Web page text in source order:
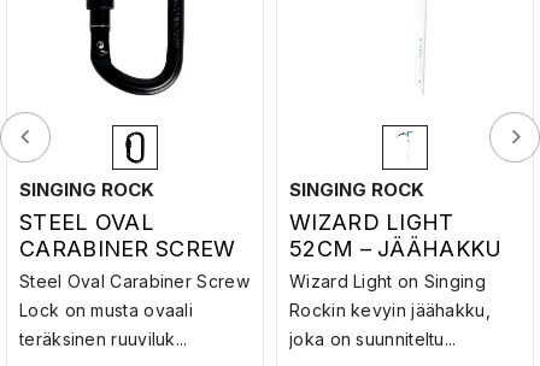
SINGING ROCK
STEEL OVAL
CARABINER SCREW
LOCK – TERÄS
SULKURENGAS
Steel Oval Carabiner Screw
Lock on musta ovaali
teräksinen ruuviluk...
SINGING ROCK
WIZARD LIGHT
52CM – JÄÄHAKKU
Wizard Light on Singing
Rockin kevyin jäähakku,
joka on suunniteltu...